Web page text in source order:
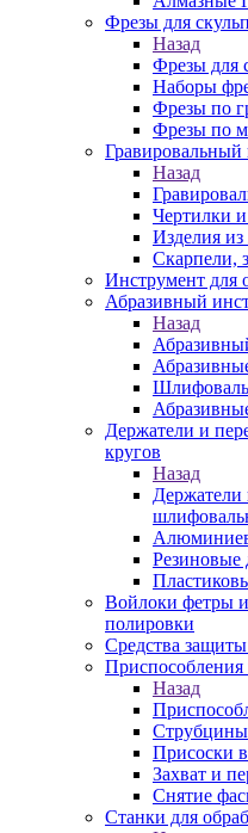
Фрезы для
Назад
Фрезы для
Наборы
Фрезы по
Фрезы по
Гравировальный
Назад
Чертилки
Изделия
Скарпели,
Инструмент для
Абразивный
Назад
Держатели и
кругов
Назад
Держатели
Резиновые
Войлоки фетры
полировки
Средства
Приспособления
Назад
Струбцины
Присоски
Захват и
Снятие
Станки для